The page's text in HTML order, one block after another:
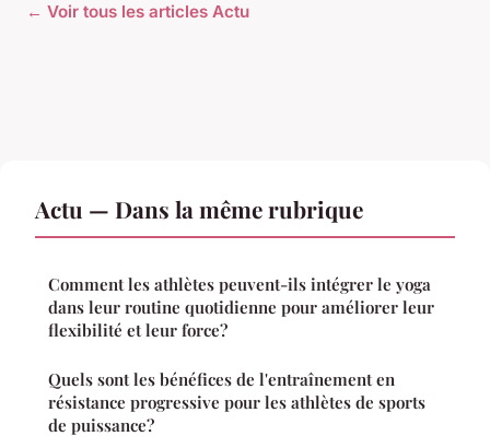
← Voir tous les articles Actu
Actu — Dans la même rubrique
Comment les athlètes peuvent-ils intégrer le yoga
dans leur routine quotidienne pour améliorer leur
flexibilité et leur force?
Quels sont les bénéfices de l'entraînement en
résistance progressive pour les athlètes de sports
de puissance?